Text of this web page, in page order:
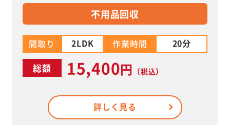
不用品回収
間取り 2LDK 作業時間 20分
総額 15,400円 （税込）
詳しく見る